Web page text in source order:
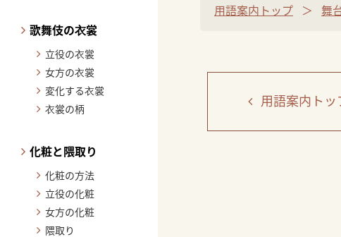
歌舞伎の衣裳
立役の衣裳
女方の衣裳
変化する衣裳
衣裳の柄
化粧と隈取り
化粧の方法
立役の化粧
女方の化粧
隈取り
用語案内トップ 舞
用語案内トッ